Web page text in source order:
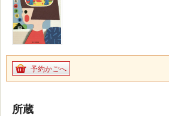
予約かごへ
所蔵